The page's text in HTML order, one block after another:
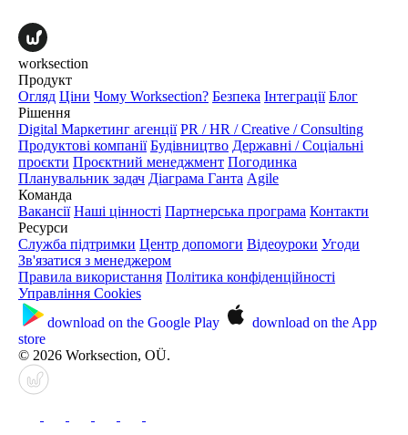
worksection
Продукт
Огляд Ціни Чому Worksection? Безпека Інтеграції Блог
Рішення
Digital Маркетинг агенції PR / HR / Creative / Consulting
Продуктові компанії Будівництво Державні / Соціальні
проєкти Проєктний менеджмент Погодинка
Планувальник задач Діаграма Ганта Agile
Команда
Вакансії Наші цінності Партнерська програма Контакти
Ресурси
Служба підтримки Центр допомоги Відеоуроки Угоди
Зв'язатися з менеджером
Правила використання Політика конфіденційності
Управління Cookies
download on the Google Play download on the App
store
© 2026 Worksection, OÜ.